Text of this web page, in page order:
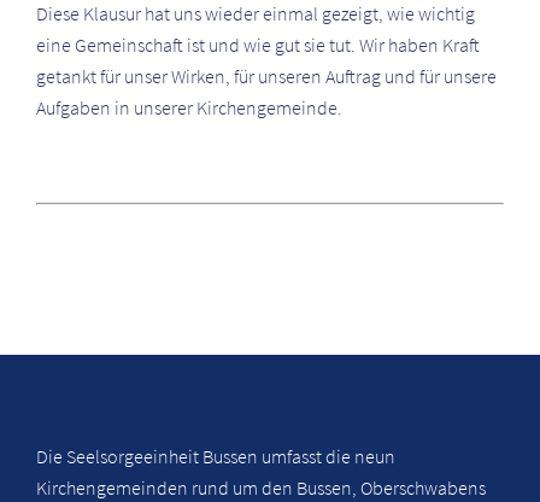
Diese Klausur hat uns wieder einmal gezeigt, wie wichtig
eine Gemeinschaft ist und wie gut sie tut. Wir haben Kraft
getankt für unser Wirken, für unseren Auftrag und für unsere
Aufgaben in unserer Kirchengemeinde.
Die Seelsorgeeinheit Bussen umfasst die neun
Kirchengemeinden rund um den Bussen, Oberschwabens